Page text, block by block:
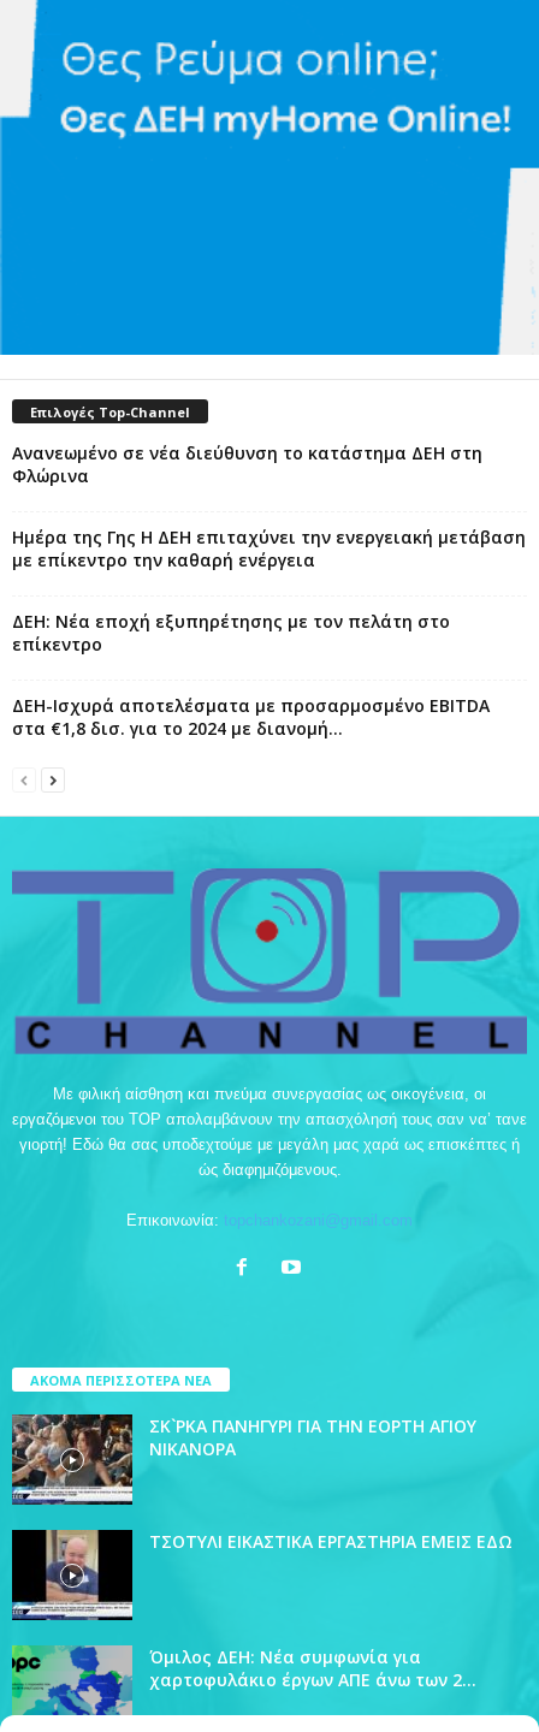
Επιλογές Top-Channel
Ανανεωμένο σε νέα διεύθυνση το κατάστημα ΔΕΗ στη
Φλώρινα
Ημέρα της Γης Η ΔΕΗ επιταχύνει την ενεργειακή μετάβαση
με επίκεντρο την καθαρή ενέργεια
ΔΕΗ: Νέα εποχή εξυπηρέτησης με τον πελάτη στο
επίκεντρο
ΔΕΗ-Ισχυρά αποτελέσματα με προσαρμοσμένο EBITDA
στα €1,8 δισ. για το 2024 με διανομή...
Με φιλική αίσθηση και πνεύμα συνεργασίας ως οικογένεια, οι
εργαζόμενοι του TOP απολαμβάνουν την απασχόλησή τους σαν να’ τανε
γιορτή! Εδώ θα σας υποδεχτούμε με μεγάλη μας χαρά ως επισκέπτες ή
ώς διαφημιζόμενους.
Επικοινωνία: topchankozani@gmail.com
ΑΚΟΜΑ ΠΕΡΙΣΣΟΤΕΡΑ ΝΕΑ
ΣΚ`ΡΚΑ ΠΑΝΗΓΥΡΙ ΓΙΑ ΤΗΝ ΕΟΡΤΗ ΑΓΙΟΥ
ΝΙΚΑΝΟΡΑ
ΤΣΟΤΥΛΙ ΕΙΚΑΣΤΙΚΑ ΕΡΓΑΣΤΗΡΙΑ ΕΜΕΙΣ ΕΔΩ
Όμιλος ΔΕΗ: Νέα συμφωνία για
χαρτοφυλάκιο έργων ΑΠΕ άνω των 2...